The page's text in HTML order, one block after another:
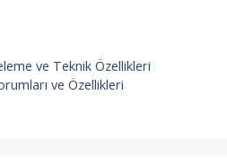
ve Teknik Özellikleri
ve Özellikleri